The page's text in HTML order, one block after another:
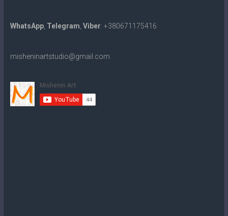
WhatsApp, Telegram Viber: +380671175416
misheninartstudio@gmail.com